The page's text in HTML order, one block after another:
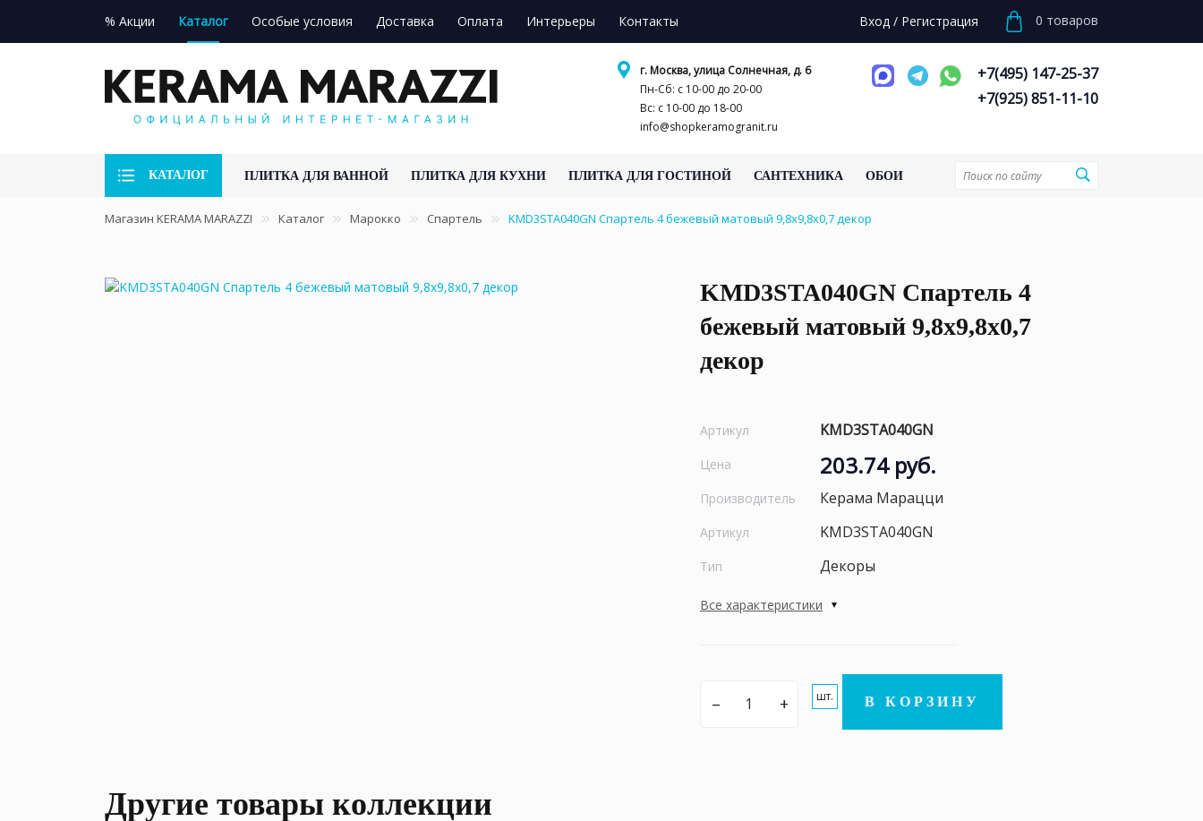
% Акции Каталог Особые условия Доставка Оплата Интерьеры Контакты Вход / Регистрация 0 товаров
г. Москва, улица Солнечная, д. 6
Пн-Сб: с 10-00 до 20-00
Вс: с 10-00 до 18-00
info@shopkeramogranit.ru
+7(495) 147-25-37
+7(925) 851-11-10
КАТАЛОГ ПЛИТКА ДЛЯ ВАННОЙ ПЛИТКА ДЛЯ КУХНИ ПЛИТКА ДЛЯ ГОСТИНОЙ САНТЕХНИКА ОБОИ
Магазин KERAMA MARAZZI Каталог Марокко Спартель KMD3STA040GN Спартель 4 бежевый матовый 9,8x9,8x0,7 декор
KMD3STA040GN Спартель 4
бежевый матовый 9,8x9,8x0,7
декор
Артикул KMD3STA040GN
Цена 203.74 руб.
Производитель Керама Марацци
Артикул KMD3STA040GN
Тип Декоры
Все характеристики
– + шт. В КОРЗИНУ
Другие товары коллекции